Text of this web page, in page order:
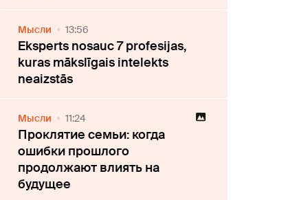
Мысли 13:56
Eksperts nosauc 7 profesijas,
kuras mākslīgais intelekts
neaizstās
Мысли 11:24
Проклятие семьи: когда
ошибки прошлого
продолжают влиять на
будущее